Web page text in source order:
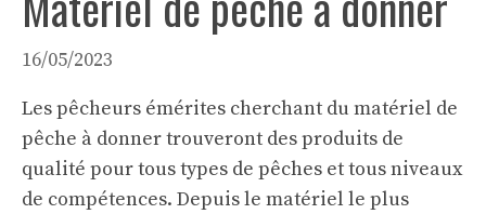
16/05/2023
Les pêcheurs émérites cherchant du matériel de
pêche à donner trouveront des produits de
qualité pour tous types de pêches et tous niveaux
de compétences. Depuis le matériel le plus